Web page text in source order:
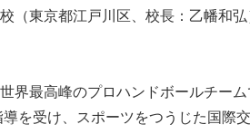
（東京都江戸川区、校長：乙幡和
界最高峰のプロハンドボールチー
を受け、スポーツをつうじた国際